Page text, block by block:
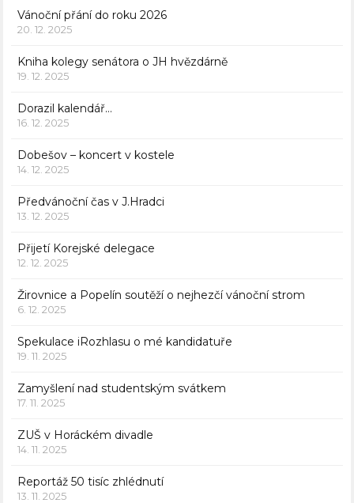
Vánoční přání do roku 2026
20. 12. 2025
Kniha kolegy senátora o JH hvězdárně
19. 12. 2025
Dorazil kalendář…
16. 12. 2025
Dobešov – koncert v kostele
14. 12. 2025
Předvánoční čas v J.Hradci
13. 12. 2025
Přijetí Korejské delegace
12. 12. 2025
Žirovnice a Popelín soutěží o nejhezčí vánoční strom
6. 12. 2025
Spekulace iRozhlasu o mé kandidatuře
19. 11. 2025
Zamyšlení nad studentským svátkem
17. 11. 2025
ZUŠ v Horáckém divadle
14. 11. 2025
Reportáž 50 tisíc zhlédnutí
13. 11. 2025